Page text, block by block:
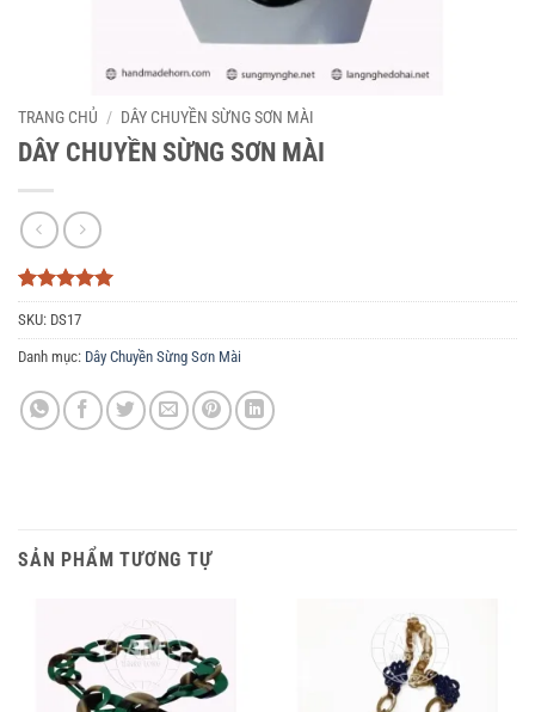
TRANG CHỦ / DÂY CHUYỀN SỪNG SƠN MÀI
DÂY CHUYỀN SỪNG SƠN MÀI
5trên 5
dựa trên
3
đánh giá
SKU: DS17
Danh mục: Dây Chuyền Sừng Sơn Mài
SẢN PHẨM TƯƠNG TỰ